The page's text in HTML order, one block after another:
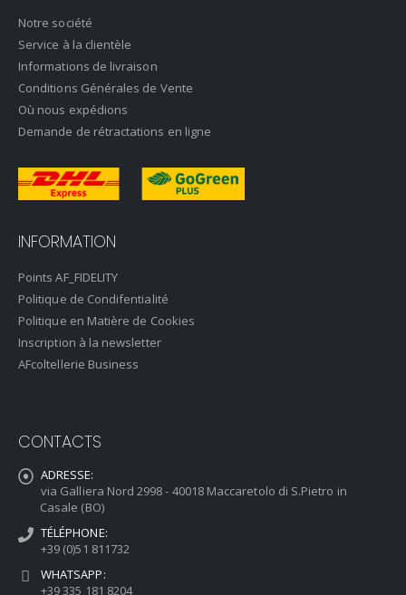
Notre société
Service à la clientèle
Informations de livraison
Conditions Générales de Vente
Où nous expédions
Demande de rétractations en ligne
INFORMATION
Points AF_FIDELITY
Politique de Condifentialité
Politique en Matière de Cookies
Inscription à la newsletter
AFcoltellerie Business
CONTACTS
ADRESSE:
via Galliera Nord 2998 - 40018 Maccaretolo di S.Pietro in
Casale (BO)
TÉLÉPHONE:
+39 (0)51 811732
WHATSAPP:
+39 335 181 8204